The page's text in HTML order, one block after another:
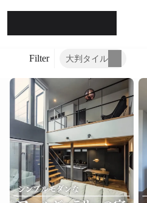
Filter 大判タイル
ホテルライク シンプルモダン
キッチン
リビング ダイ
アイ工務店
住友林業
設
キッチンハウス / kitchenhouse